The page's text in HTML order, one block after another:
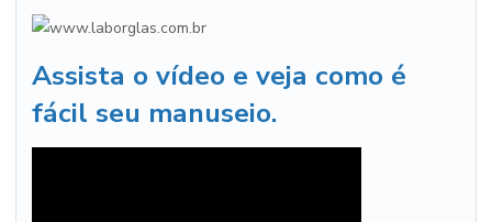
Assista o vídeo e veja como é
fácil seu manuseio.